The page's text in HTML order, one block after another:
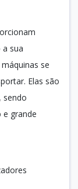
sua
se
Elas são
sendo
grande